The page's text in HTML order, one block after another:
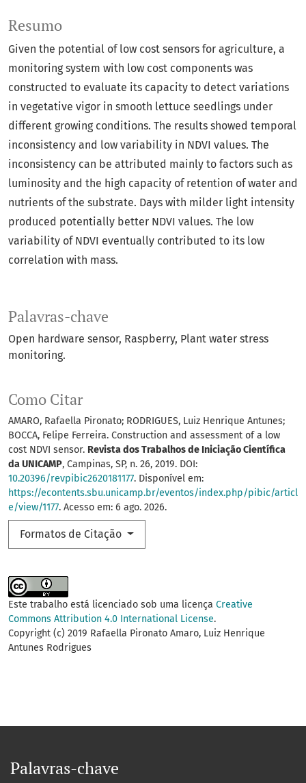
Palavras-chave
Open hardware sensor Raspberry Plant water stress
monitoring.
Como Citar
AMARO, Rafaella Pironato; RODRIGUES, Luiz Henrique Antunes;
BOCCA, Felipe Ferreira. Construction and assessment of a low
cost NDVI sensor. Revista dos Trabalhos de Iniciação Científica
da UNICAMP, Campinas, SP, n. 26, 2019. DOI:
10.20396/revpibic2620181177. Disponível em:
https://econtents.sbu.unicamp.br/eventos/index.php/pibic/articl
e/view/1177. Acesso em: 6 ago. 2026.
Formatos de Citação
Resumo
Given the potential of low cost sensors for agriculture, a
monitoring system with low cost components was
constructed to evaluate its capacity to detect variations
in vegetative vigor in smooth lettuce seedlings under
different growing conditions. The results showed temporal
inconsistency and low variability in NDVI values. The
inconsistency can be attributed mainly to factors such as
luminosity and the high capacity of retention of water and
nutrients of the substrate. Days with milder light intensity
produced potentially better NDVI values. The low
variability of NDVI eventually contributed to its low
correlation with mass.
Este trabalho está licenciado sob uma licença Creative
Commons Attribution 4.0 International License.
Copyright (c) 2019 Rafaella Pironato Amaro, Luiz Henrique
Antunes Rodrigues
Palavras-chave